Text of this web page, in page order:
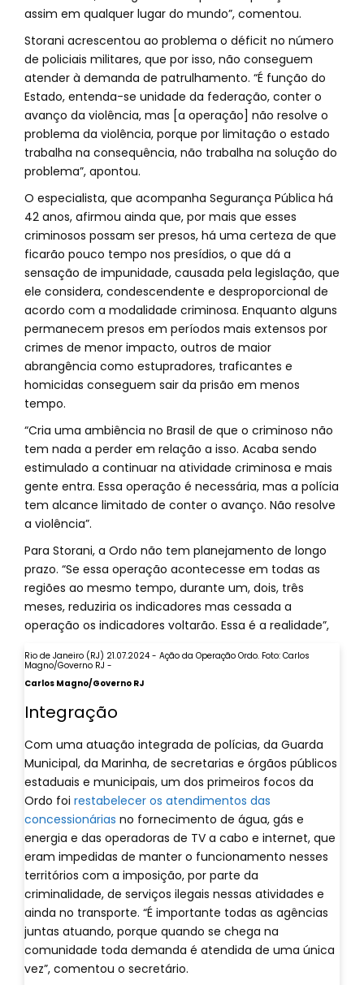
assim em qualquer lugar do mundo”, comentou.
Storani acrescentou ao problema o déficit no número
de policiais militares, que por isso, não conseguem
atender à demanda de patrulhamento. “É função do
Estado, entenda-se unidade da federação, conter o
avanço da violência, mas [a operação] não resolve o
problema da violência, porque por limitação o estado
trabalha na consequência, não trabalha na solução do
problema”, apontou.
O especialista, que acompanha Segurança Pública há
42 anos, afirmou ainda que, por mais que esses
criminosos possam ser presos, há uma certeza de que
ficarão pouco tempo nos presídios, o que dá a
sensação de impunidade, causada pela legislação, que
ele considera, condescendente e desproporcional de
acordo com a modalidade criminosa. Enquanto alguns
permanecem presos em períodos mais extensos por
crimes de menor impacto, outros de maior
abrangência como estupradores, traficantes e
homicidas conseguem sair da prisão em menos
tempo.
“Cria uma ambiência no Brasil de que o criminoso não
tem nada a perder em relação a isso. Acaba sendo
estimulado a continuar na atividade criminosa e mais
gente entra. Essa operação é necessária, mas a polícia
tem alcance limitado de conter o avanço. Não resolve
a violência”.
Para Storani, a Ordo não tem planejamento de longo
prazo. “Se essa operação acontecesse em todas as
regiões ao mesmo tempo, durante um, dois, três
meses, reduziria os indicadores mas cessada a
operação os indicadores voltarão. Essa é a realidade”,
Rio de Janeiro (RJ) 21.07.2024 - Ação da Operação Ordo. Foto: Carlos
Magno/Governo RJ -
Carlos Magno/Governo RJ
Integração
Com uma atuação integrada de polícias, da Guarda
Municipal, da Marinha, de secretarias e órgãos públicos
estaduais e municipais, um dos primeiros focos da
Ordo foi restabelecer os atendimentos das
concessionárias no fornecimento de água, gás e
energia e das operadoras de TV a cabo e internet, que
eram impedidas de manter o funcionamento nesses
territórios com a imposição, por parte da
criminalidade, de serviços ilegais nessas atividades e
ainda no transporte. “É importante todas as agências
juntas atuando, porque quando se chega na
comunidade toda demanda é atendida de uma única
vez”, comentou o secretário.